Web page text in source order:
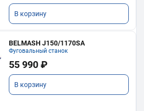
В корзину
BELMASH J150/1170SA
Фуговальный станок
55 990 ₽
В корзину